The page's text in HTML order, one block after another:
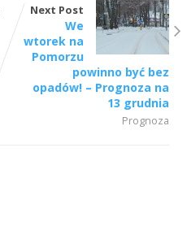
Next Post
We
wtorek na
Pomorzu
powinno być bez
opadów! – Prognoza na
13 grudnia
Prognoza